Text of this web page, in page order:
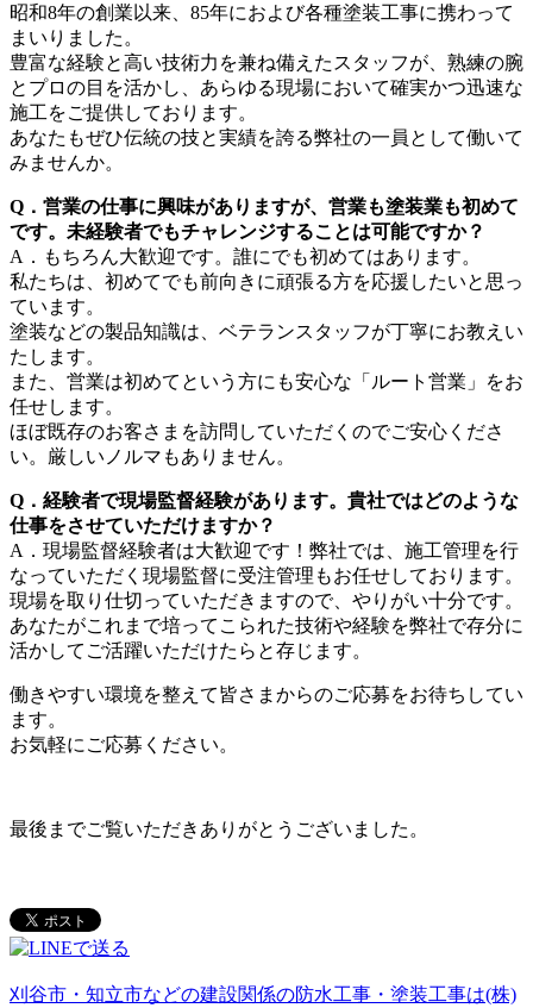
昭和8年の創業以来、85年におよび各種塗装工事に携わって
まいりました。
豊富な経験と高い技術力を兼ね備えたスタッフが、熟練の腕
とプロの目を活かし、あらゆる現場において確実かつ迅速な
施工をご提供しております。
あなたもぜひ伝統の技と実績を誇る弊社の一員として働いて
みませんか。
Q．営業の仕事に興味がありますが、営業も塗装業も初めて
です。未経験者でもチャレンジすることは可能ですか？
A．もちろん大歓迎です。誰にでも初めてはあります。
私たちは、初めてでも前向きに頑張る方を応援したいと思っ
ています。
塗装などの製品知識は、ベテランスタッフが丁寧にお教えい
たします。
また、営業は初めてという方にも安心な「ルート営業」をお
任せします。
ほぼ既存のお客さまを訪問していただくのでご安心くださ
い。厳しいノルマもありません。
Q．経験者で現場監督経験があります。貴社ではどのような
仕事をさせていただけますか？
A．現場監督経験者は大歓迎です！弊社では、施工管理を行
なっていただく現場監督に受注管理もお任せしております。
現場を取り仕切っていただきますので、やりがい十分です。
あなたがこれまで培ってこられた技術や経験を弊社で存分に
活かしてご活躍いただけたらと存じます。
働きやすい環境を整えて皆さまからのご応募をお待ちしてい
ます。
お気軽にご応募ください。
最後までご覧いただきありがとうございました。
刈谷市・知立市などの建設関係の防水工事・塗装工事は(株)